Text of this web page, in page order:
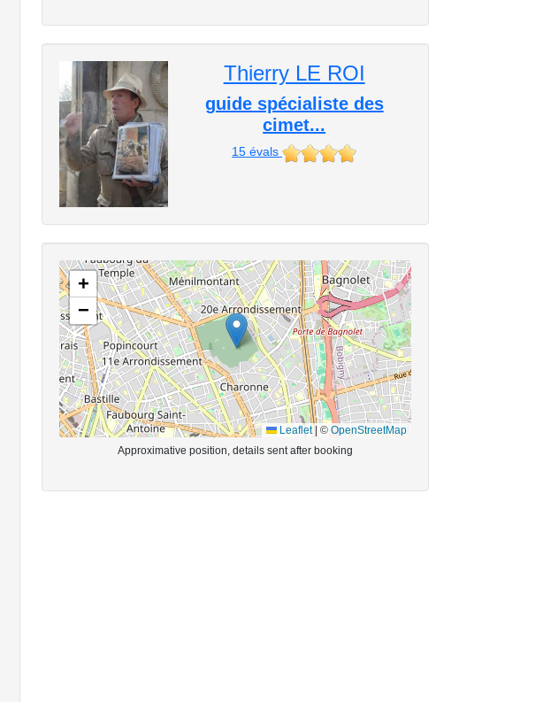
Thierry LE ROI
guide spécialiste des
cimet...
15 évals
+
−
Leaflet | © OpenStreetMap
Approximative position, details sent after booking